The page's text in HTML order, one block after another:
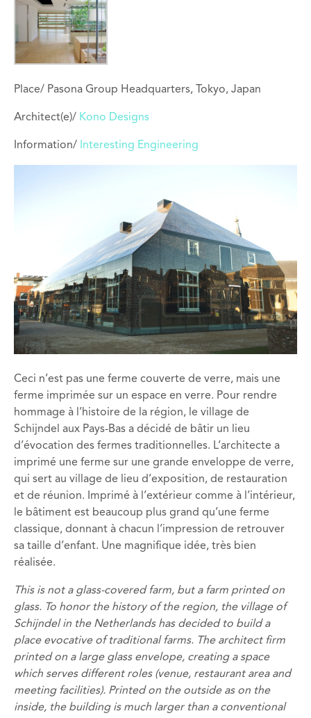
Place/ Pasona Group Headquarters, Tokyo, Japan
Architect(e)/ Kono Designs
Information/ Interesting Engineering
Ceci n’est pas une ferme couverte de verre, mais une
ferme imprimée sur un espace en verre. Pour rendre
hommage à l’histoire de la région, le village de
Schijndel aux Pays-Bas a décidé de bâtir un lieu
d’évocation des fermes traditionnelles. L’architecte a
imprimé une ferme sur une grande enveloppe de verre,
qui sert au village de lieu d’exposition, de restauration
et de réunion. Imprimé à l’extérieur comme à l’intérieur,
le bâtiment est beaucoup plus grand qu’une ferme
classique, donnant à chacun l’impression de retrouver
sa taille d’enfant. Une magnifique idée, très bien
réalisée.
This is not a glass-covered farm, but a farm printed on
glass. To honor the history of the region, the village of
Schijndel in the Netherlands has decided to build a
place evocative of traditional farms. The architect firm
printed on a large glass envelope, creating a space
which serves different roles (venue, restaurant area and
meeting facilities). Printed on the outside as on the
inside, the building is much larger than a conventional